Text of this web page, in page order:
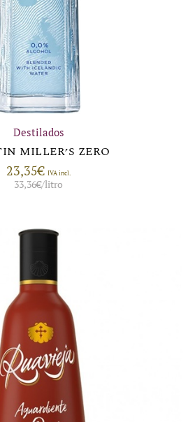
Destilados
MILLER’S ZERO
23,35€ IVA incl.
33,36€/litro